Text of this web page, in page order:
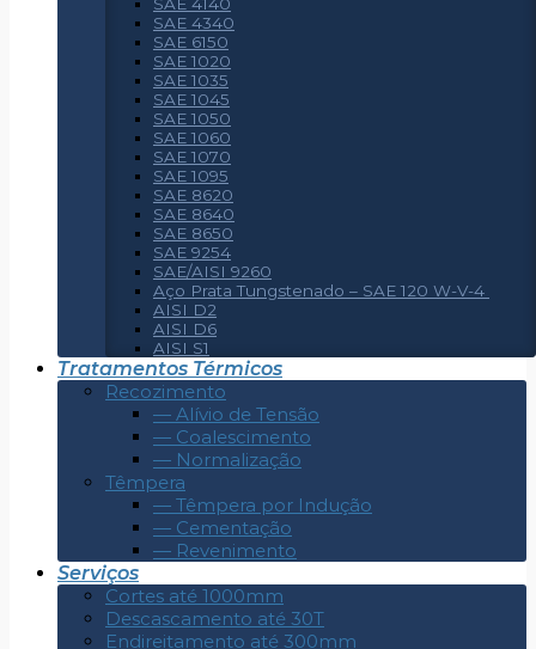
SAE 4340
SAE 6150
SAE 1020
SAE 1035
SAE 1045
SAE 1050
SAE 1060
SAE 1070
SAE 1095
SAE 8620
SAE 8640
SAE 8650
SAE 9254
SAE/AISI 9260
Aço Prata Tungstenado – SAE 120 W-V-4
AISI D2
AISI D6
AISI S1
Tratamentos Térmicos
Recozimento
— Alívio de Tensão
— Coalescimento
— Normalização
Têmpera
— Têmpera por Indução
— Cementação
— Revenimento
Serviços
Cortes até 1000mm
Descascamento até 30T
Endireitamento até 300mm